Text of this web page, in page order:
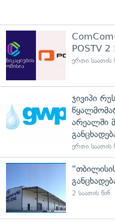
POSTV
ერთი საათის
ჯივიპი
არეალში
ერთი საათის
2 საათის წინ